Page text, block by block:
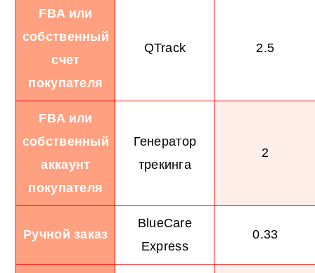
FBA или
собственный
счет
покупателя
QTrack 2.5
FBA или
собственный
аккаунт
покупателя
Генератор
трекинга
2
Ручной заказ
BlueCare
Express
0.33